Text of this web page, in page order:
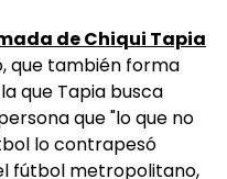
de Chiqui Tapia
que también forma
que Tapia busca
que "lo que no
lo contrapesó
fútbol metropolitano,